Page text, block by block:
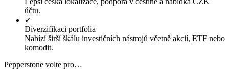
účtu.
✓
Diverzifikaci portfolia
Nabízí širší škálu investičních nástrojů včetně akcií, ETF nebo
komodit.
Pepperstone volte pro…